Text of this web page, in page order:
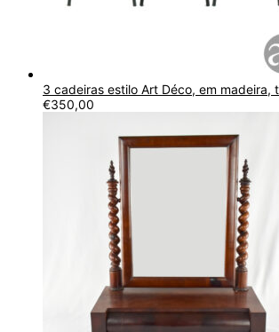
3 cadeiras estilo Art Déco, em madeira,
€350,00